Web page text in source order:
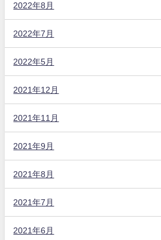
2022年8月
2022年7月
2022年5月
2021年12月
2021年11月
2021年9月
2021年8月
2021年7月
2021年6月